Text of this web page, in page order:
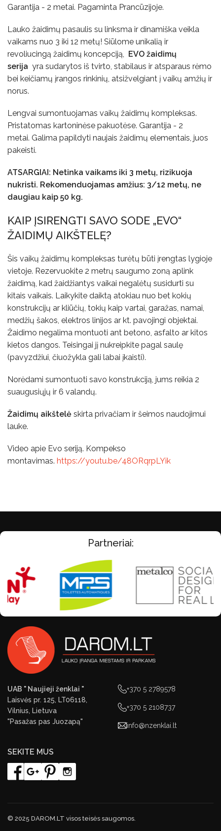
Garantija - 2 metai. Pagaminta Prancūzijoje.
Lauko žaidimų pasaulis su linksma ir dinamiška veikla
vaikams nuo 3 iki 12 metų! Siūlome unikalią ir
revoliucingą žaidimų koncepciją, EVO žaidimų
serija yra sudarytos iš tvirto, stabilaus ir atsparaus rėmo
bei keičiamų įrangos rinkinių, atsižvelgiant į vaikų amžių ir
norus.
Lengvai sumontuojamas vaikų žaidimų kompleksas.
Pristatomas kartoninėse pakuotėse. Garantija - 2
metai. Galima papildyti naujais žaidimų elementais, juos
pakeisti.
ATSARGIAI: Netinka vaikams iki 3 metų, rizikuoja
nukristi. Rekomenduojamas amžius: 3/12 metų, ne
daugiau kaip 50 kg.
KAIP ĮSIRENGTI SAVO SODE „EVO“
ŽAIDIMŲ AIKŠTELĘ?
Šis vaikų žaidimų kompleksas turėtų būti įrengtas lygioje
vietoje. Rezervuokite 2 metrų saugumo zoną aplink
žaidimą, kad žaidžiantys vaikai negalėtų susidurti su
kitais vaikais. Laikykite daiktą atokiau nuo bet kokių
konstrukcijų ar kliūčių, tokių kaip vartai, garažas, namai,
medžių šakos, elektros linijos ar kt. pavojingi objektai.
Žaidimo negalima montuoti ant betono, asfalto ar kitos
kietos dangos. Teisingai jį nukreipkite pagal saulę
(pavyzdžiui, čiuožykla gali labai įkaisti).
Norėdami sumontuoti savo konstrukciją, jums reikia 2
suaugusiųjų ir 6 valandų.
Žaidimų aikštelė skirta privačiam ir šeimos naudojimui
lauke.
Video apie Evo seriją. Kompekso
montavimas. https://youtu.be/48ORqrpLYik
Partneriai:
UAB " Naujieji ženklai "
Laisvės pr. 125, LT06118,
Vilnius, Lietuva
"Pasažas pas Juozapą"
+370 5 2789578
+370 5 2108737
info@nzenklai.lt
SEKITE MUS
© 2025 DAROM.LT visos teisės saugomos.